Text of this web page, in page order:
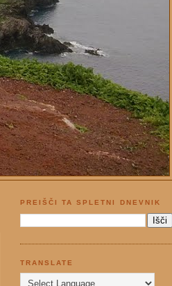
PREIŠČI TA SPLETNI DNEVNIK
TRANSLATE